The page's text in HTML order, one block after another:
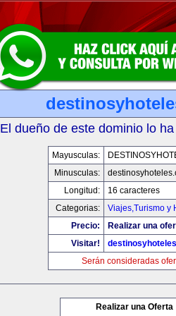
El dueño de este dominio lo
Mayusculas:
Minusculas:
Longitud:
16 caracteres
Categorias:
Viajes,Turismo y
Precio:
Realizar una
Visitar!
Serán consideradas
Realizar una Oferta